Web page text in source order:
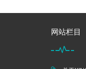
网站栏目